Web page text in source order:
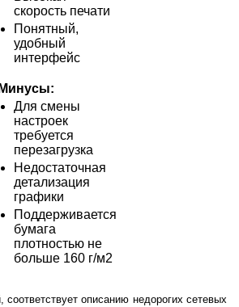
скорость печати
Понятный,
удобный
интерфейс
Минусы:
Для смены
настроек
требуется
перезагрузка
Недостаточная
детализация
графики
Поддерживается
бумага
плотностью не
больше 160 г/м2
соответствует описанию недорогих сетевых